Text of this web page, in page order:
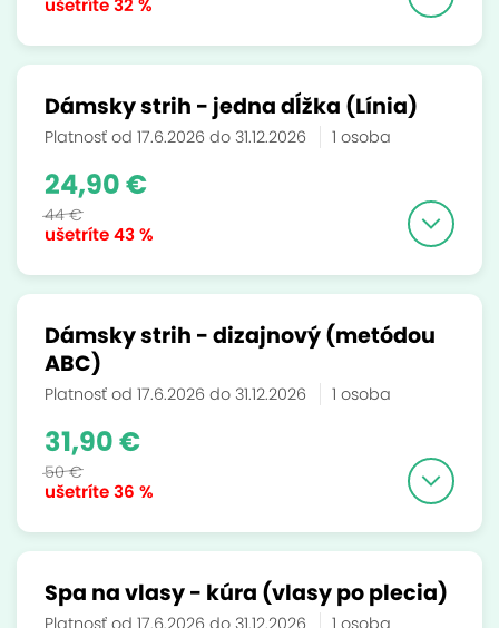
ušetríte32 %
Dámsky strih - jedna dĺžka (Línia)
Platnosť od 17.6.2026 do 31.12.2026 1 osoba
ušetríte43 %
24,90 €
44 €
Dámsky strih - dizajnový (metódou
ABC)
Platnosť od 17.6.2026 do 31.12.2026 1 osoba
ušetríte36 %
31,90 €
50 €
Spa na vlasy - kúra (vlasy po plecia)
Platnosť od 17.6.2026 do 31.12.2026 1 osoba